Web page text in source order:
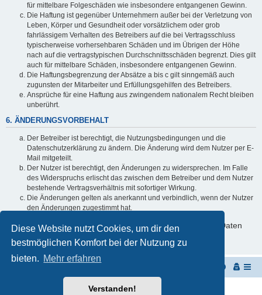
Diese Website nutzt Cookies, um dir den
bestmöglichen Komfort bei der Nutzung zu
bieten. Mehr erfahren
Verstanden!
für mittelbare Folgeschäden wie insbesondere entgangenen Gewinn.
Die Haftung ist gegenüber Unternehmern außer bei der Verletzung von
Leben, Körper und Gesundheit oder vorsätzlichem oder grob
fahrlässigem Verhalten des Betreibers auf die bei Vertragsschluss
typischerweise vorhersehbaren Schäden und im Übrigen der Höhe
nach auf die vertragstypischen Durchschnittsschäden begrenzt. Dies gilt
auch für mittelbare Schäden, insbesondere entgangenen Gewinn.
Die Haftungsbegrenzung der Absätze a bis c gilt sinngemäß auch
zugunsten der Mitarbeiter und Erfüllungsgehilfen des Betreibers.
Ansprüche für eine Haftung aus zwingendem nationalem Recht bleiben
unberührt.
6. ÄNDERUNGSVORBEHALT
Der Betreiber ist berechtigt, die Nutzungsbedingungen und die
Datenschutzerklärung zu ändern. Die Änderung wird dem Nutzer per E-
Mail mitgeteilt.
Der Nutzer ist berechtigt, den Änderungen zu widersprechen. Im Falle
des Widerspruchs erlischt das zwischen dem Betreiber und dem Nutzer
bestehende Vertragsverhältnis mit sofortiger Wirkung.
Die Änderungen gelten als anerkannt und verbindlich, wenn der Nutzer
den Änderungen zugestimmt hat.
Informationen über den Umgang mit deinen persönlichen Daten
sind in der Datenschutzerklärung enthalten.
Powered byphpBB® Forum Software © phpBB Limited